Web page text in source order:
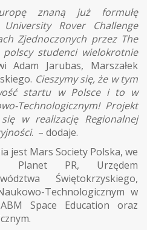
znaną już formułę
Rover Challenge
Zjednoczonych przez The
studenci wielokrotnie
Adam Jarubas, Marszałek
Cieszymy się, że w tym
startu w Polsce i to w
Technologicznym! Projekt
w realizację Regionalnej
. – dodaje.
jest Mars Society Polska, we
Planet PR, Urzędem
Świętokrzyskiego,
Technologicznym w
Space Education oraz